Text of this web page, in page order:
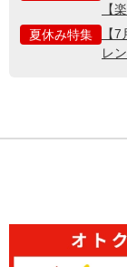
【
夏休み特集
【
レ